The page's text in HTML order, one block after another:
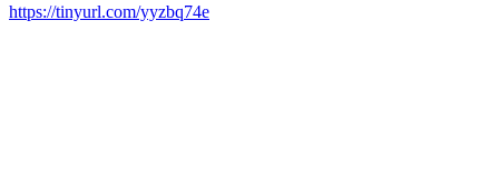
https://tinyurl.com/yyzbq74e